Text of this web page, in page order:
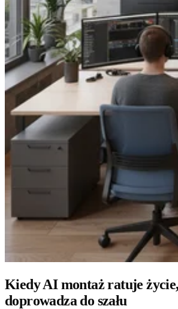
Kiedy AI montaż ratuje
doprowadza do szału